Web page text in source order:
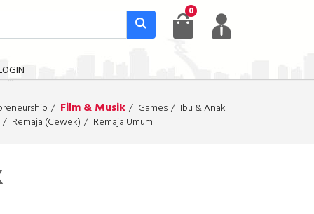
0
Film & Musik Games
Ibu & Anak
Remaja (Cewek)
Remaja Umum